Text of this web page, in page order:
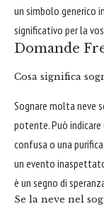
un simbolo generico
significativo per la
Domande
Cosa significa
Sognare molta neve
potente. Può
confusa o una
un evento
è un segno di
Se la neve nel